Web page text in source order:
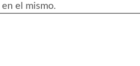
el mismo.